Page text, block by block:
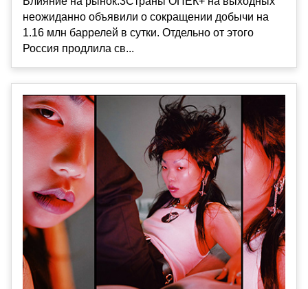
неожиданно объявили о сокращении добычи на
1.16 млн баррелей в сутки. Отдельно от этого
Россия продлила св...